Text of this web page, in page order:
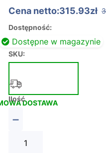
Cena netto:315.93zł
Dostępność:
Dostępne w magazynie
SKU:
DOSTAWA
Ilość
−